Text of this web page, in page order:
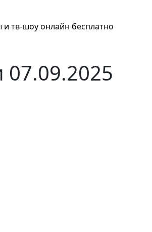
и тв-шоу онлайн бесплатно
07.09.2025